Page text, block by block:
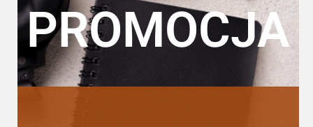
PROMOCJA